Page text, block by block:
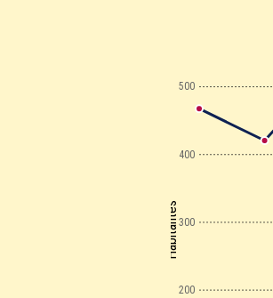
200
300
400
500
Habitantes